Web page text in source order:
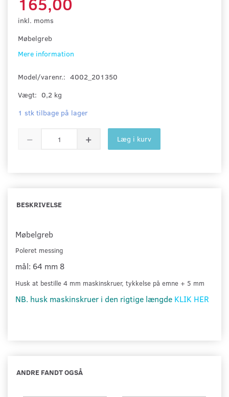
inkl. moms
Møbelgreb
Mere information
Model/varenr.: 4002_201350
Vægt: 0,2 kg
1 stk tilbage på lager
Læg i kurv
BESKRIVELSE
Møbelgreb
Poleret messing
mål: 64 mm 8
Husk at bestille 4 mm maskinskruer, tykkelse på emne + 5 mm
NB. husk maskinskruer i den rigtige længde KLIK HER
ANDRE FANDT OGSÅ